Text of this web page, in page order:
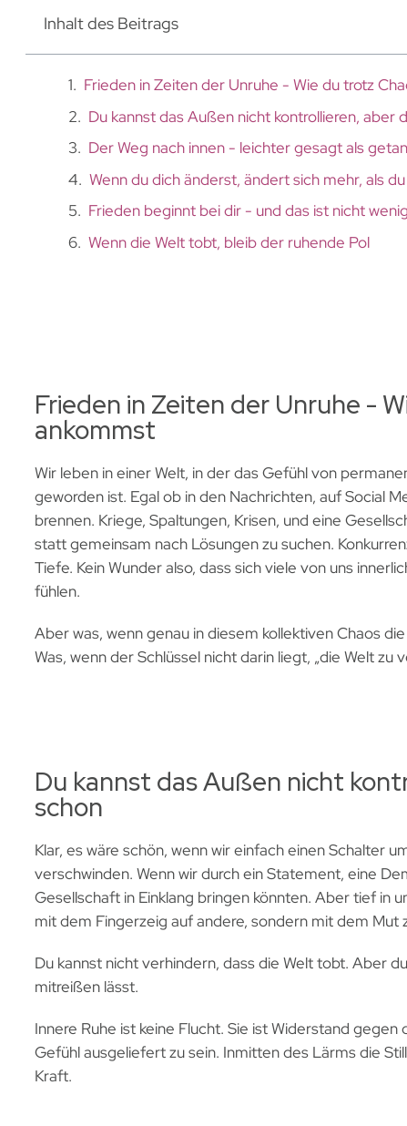
Inhalt des Beitrags
Frieden in Zeiten der Unruhe - Wie du trotz
Du kannst das Außen nicht kontrollieren, aber
Der Weg nach innen - leichter gesagt als getan
Wenn du dich änderst, ändert sich mehr, als
Frieden beginnt bei dir - und das ist nicht wenig
Wenn die Welt tobt, bleib der ruhende Pol
Frieden in Zeiten der Unruhe -
ankommst
Wir leben in einer Welt, in der das Gefühl von
geworden ist. Egal ob in den Nachrichten, auf Social
brennen. Kriege, Spaltungen, Krisen, und eine
statt gemeinsam nach Lösungen zu suchen.
Tiefe. Kein Wunder also, dass sich viele von uns
fühlen.
Aber was, wenn genau in diesem kollektiven Chaos
Was, wenn der Schlüssel nicht darin liegt, „die Welt
Du kannst das Außen nicht
schon
Klar, es wäre schön, wenn wir einfach einen Schalter
verschwinden. Wenn wir durch ein Statement, eine
Gesellschaft in Einklang bringen könnten. Aber tief in
mit dem Fingerzeig auf andere, sondern mit dem Mut
Du kannst nicht verhindern, dass die Welt tobt. Aber
mitreißen lässt.
Innere Ruhe ist keine Flucht. Sie ist Widerstand
Gefühl ausgeliefert zu sein. Inmitten des Lärms die
Kraft.